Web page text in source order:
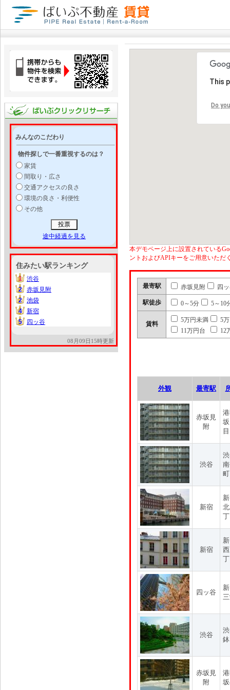
みんなのこだわり
物件探しで一番重視するのは？
家賃
間取り・広さ
交通アクセスの良さ
環境の良さ・利便性
その他
途中経過を見る
住みたい駅ランキング
1
1
渋谷
2
2
赤坂見附
2
2
池袋
4
4
新宿
5
5 四ッ谷
08月09日15時更新
This
Do
本デモページ上に設置されている
ントおよびAPIキーをご用意いただ
最寄駅 赤坂見附 四
駅徒歩 0～5分 5～10
賃料
5万円未満
5
11万円台
12
外観 最寄駅
赤坂見
附
目
渋谷
新宿
新宿
四ッ谷
渋谷
赤坂見
附